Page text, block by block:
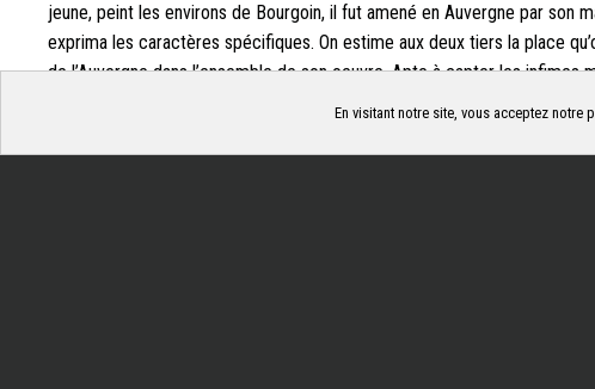
En visitant notre site, vous acceptez
jeune, peint les environs de Bourgoin, il fut amené en Auvergne par son
exprima les caractères spécifiques. On estime aux deux tiers la place
de l’Auvergne dans l’ensemble de son oeuvre. Apte à capter les infimes
qu’il fait comme du temps qui passe, il était apte à capter l’esprit des
Paris de Montmartre, du Jardin du Luxembourg ou du Parc Montsouris,